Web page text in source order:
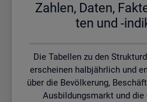
Zah­len, Daten,
ten und -
Die Tabellen zu den
erscheinen halbjährlich und
über die Bevölkerung,
Ausbildungsmarkt und die